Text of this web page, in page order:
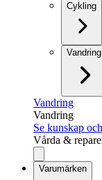
Cykling
Vandring
Vandring
Vandring
Se kunskap
Vårda &
Varumärken